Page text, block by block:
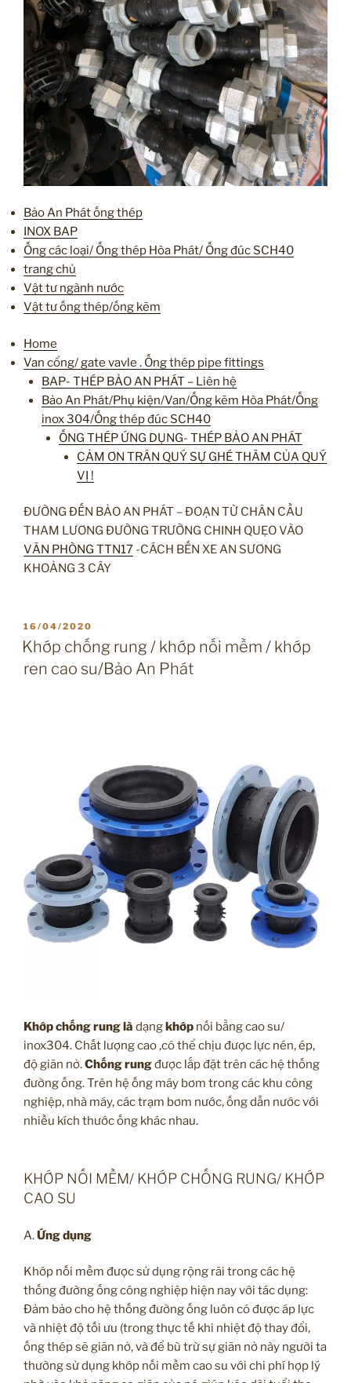
Bảo An Phát ống thép
INOX BAP
Ống các loại/ Ống thép Hòa Phát/ Ống đúc SCH40
trang chủ
Vật tư ngành nước
Vật tư ống thép/ống kẽm
Home
Van cổng/ gate vavle . Ống thép pipe fittings
BAP- THÉP BẢO AN PHÁT – Liên hệ
Bảo An Phát/Phụ kiện/Van/Ống kẽm Hòa Phát/Ống
inox 304/Ống thép đúc SCH40
ỐNG THÉP ỨNG DỤNG- THÉP BẢO AN PHÁT
CẢM ƠN TRÂN QUÝ SỰ GHÉ THĂM CỦA QUÝ
VỊ !
ĐƯỜNG ĐẾN BẢO AN PHÁT – ĐOẠN TỪ CHÂN CẦU
THAM LƯƠNG ĐƯỜNG TRƯỜNG CHINH QUẸO VÀO
VĂN PHÒNG TTN17 -CÁCH BẾN XE AN SƯƠNG
KHOẢNG 3 CÂY
ĐĂNG
TRONG
16/04/2020
Khớp chống rung / khớp nối mềm / khớp
ren cao su/Bảo An Phát
Khớp chống rung là dạngkhớp nối bằng cao su/
inox304. Chất lượng cao ,có thể chịu được lực nén, ép,
độ giãn nở.Chống rungđược lắp đặt trên các hệ thống
đường ống. Trên hệ ống máy bơm trong các khu công
nghiệp, nhà máy, các trạm bơm nước, ống dẫn nước với
nhiều kích thước ống khác nhau.
KHỚP NỐI MỀM/ KHỚP CHỐNG RUNG/ KHỚP
CAO SU
A.Ứng dụng
Khớp nối mềm được sử dụng rộng rãi trong các hệ
thống đường ống công nghiệp hiện nay với tác dụng:
Đảm bảo cho hệ thống đường ống luôn có được áp lực
và nhiệt độ tối ưu (trong thực tế khi nhiệt độ thay đổi,
ống thép sẽ giãn nở, và để bù trừ sự giãn nở này người ta
thường sử dụng khớp nối mềm cao su với chi phí hợp lý